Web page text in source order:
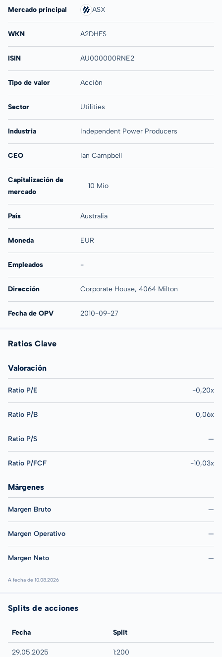
Mercado principal ASX
WKN A2DHFS
ISIN AU000000RNE2
Tipo de valor Acción
Sector Utilities
Industria Independent Power Producers
CEO Ian Campbell
Capitalización de
mercado
10 Mio
País Australia
Moneda EUR
Empleados -
Dirección Corporate House, 4064 Milton
Fecha de OPV 2010-09-27
Ratios Clave
Valoración
Ratio P/E -0,20x
Ratio P/B 0,06x
Ratio P/S —
Ratio P/FCF -10,03x
Márgenes
Margen Bruto —
Margen Operativo —
Margen Neto —
A fecha de 10.08.2026
Splits de acciones
Fecha Split
29.05.2025 1:200